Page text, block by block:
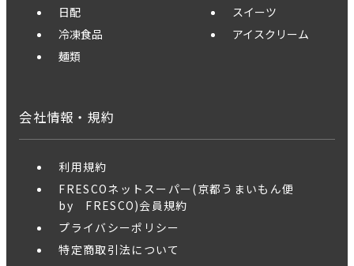
日配
冷凍食品
麺類
スイーツ
アイスクリーム
会社情報・規約
利用規約
FRESCOネットスーパー(京都うまいもん便
by FRESCO)会員規約
プライバシーポリシー
特定商取引法について